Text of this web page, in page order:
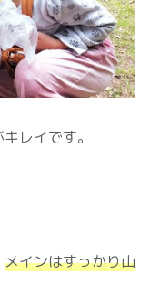
レイです。
メインはすっかり山